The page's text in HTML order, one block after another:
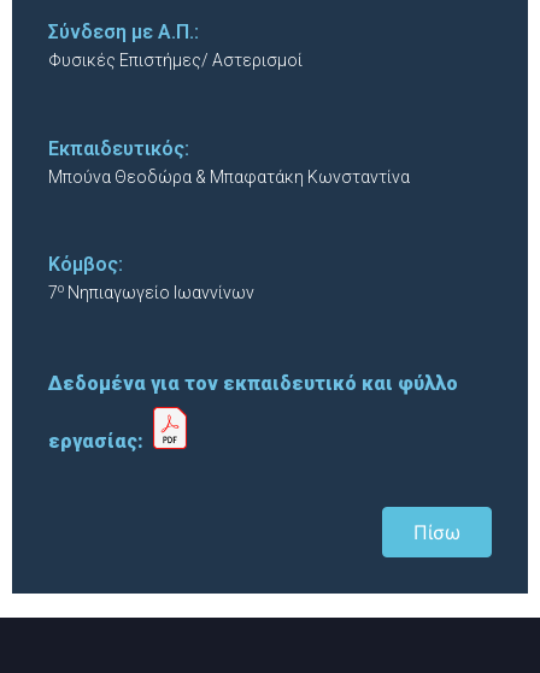
Σύνδεση με Α.Π.:
Φυσικές Επιστήμες/ Αστερισμοί
Εκπαιδευτικός:
Μπούνα Θεοδώρα & Μπαφατάκη Κωνσταντίνα
Κόμβος:
7ο Νηπιαγωγείο Ιωαννίνων
Δεδομένα για τον εκπαιδευτικό και φύλλο
εργασίας:
Πίσω